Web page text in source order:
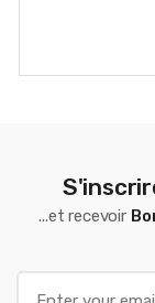
...et recevoir